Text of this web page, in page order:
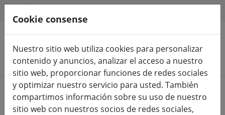
Buscar productos
Home
Luces de hadas e iluminación
Luces de hadas
Cookie consense
Nuestro sitio web utiliza cookies para personalizar
contenido y anuncios, analizar el acceso a nuestro
sitio web, proporcionar funciones de redes sociales
y optimizar nuestro servicio para usted. También
compartimos información sobre su uso de nuestro
sitio web con nuestros socios de redes sociales,